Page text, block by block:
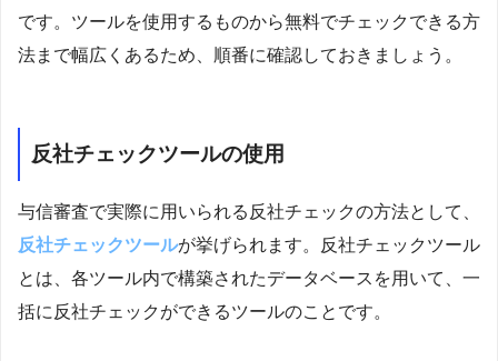
です。ツールを使用するものから無料でチェックできる方
法まで幅広くあるため、順番に確認しておきましょう。
反社チェックツールの使用
与信審査で実際に用いられる反社チェックの方法として、
反社チェックツールが挙げられます。反社チェックツール
とは、各ツール内で構築されたデータベースを用いて、一
括に反社チェックができるツールのことです。